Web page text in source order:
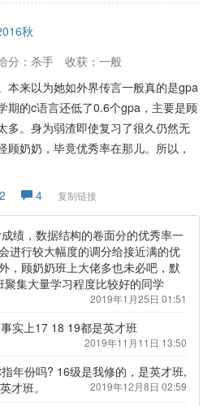
秋
分：杀手
收获：一般
本来以为她如外界传言一般真的是gpa
期的c语言还低了0.6个gpa，主要是顾
多。身为弱渣即使复习了很久仍然无
奶奶，毕竟优秀率在那儿。所以，
2 4 复制链接
绩，数据结构的卷面分的优秀率一
进行较大幅度的调分给接近满的优
，顾奶奶班上大佬多也未必吧，默
集大量学习程度比较好的同学
2019年1月25日 01:51
实上17 18 19都是英才班
2019年11月11日 13:50
年份吗? 16级是我修的，是英才班,
才班。
2019年12月8日 02:59